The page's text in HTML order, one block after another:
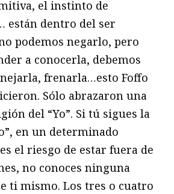
el instinto de
están dentro del ser
podemos negarlo, pero
a conocerla, debemos
frenarla…esto Foffo
Sólo abrazaron una
del “Yo”. Si tú sigues la
en un determinado
el riesgo de estar fuera de
no conoces ninguna
ti mismo. Los tres o cuatro